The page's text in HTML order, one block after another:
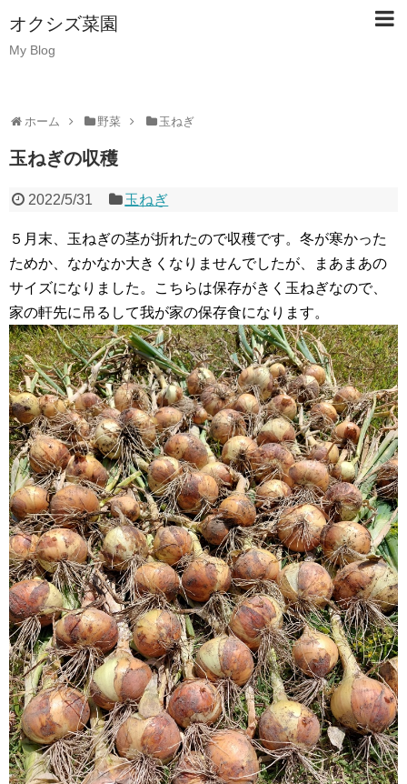
オクシズ菜園
My Blog
ホーム 野菜 玉ねぎ
玉ねぎの収穫
2022/5/31 玉ねぎ
５月末、玉ねぎの茎が折れたので収穫です。冬が寒かった
ためか、なかなか大きくなりませんでしたが、まあまあの
サイズになりました。こちらは保存がきく玉ねぎなので、
家の軒先に吊るして我が家の保存食になります。